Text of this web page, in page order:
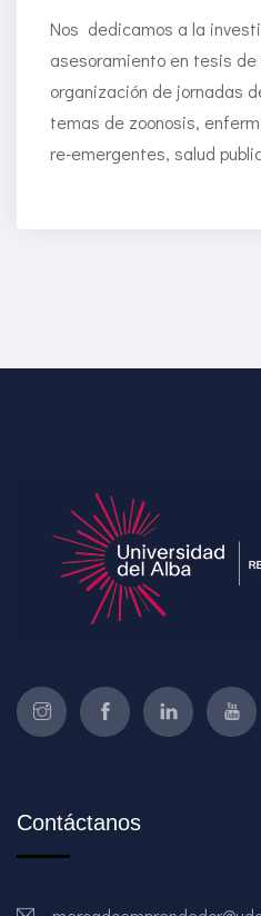
Nos dedicamos a la
asesoramiento en tesis de
organización de jornadas
temas de zoonosis,
re-emergentes, salud
Contáctanos